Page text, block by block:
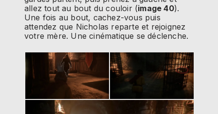
allez tout au bout du couloir (image 40).
Une fois au bout, cachez-vous puis
attendez que Nicholas reparte et rejoignez
votre mère. Une cinématique se déclenche.